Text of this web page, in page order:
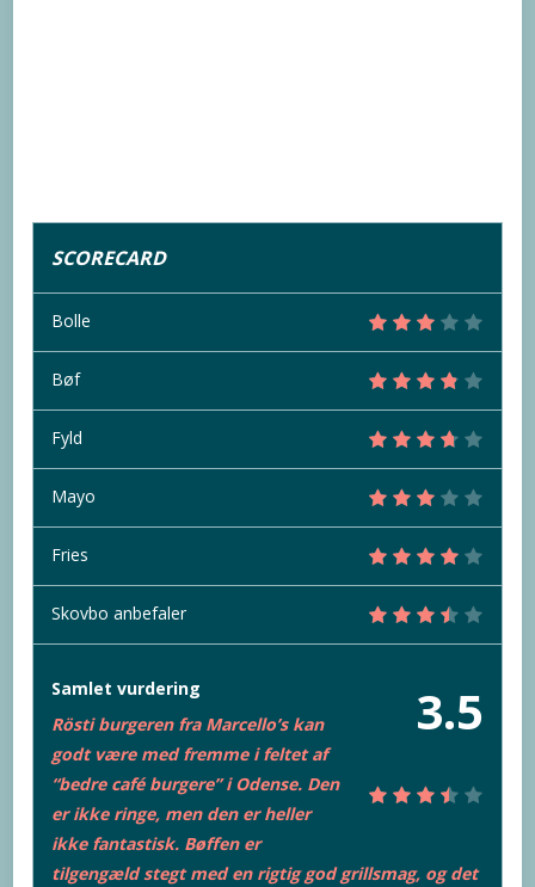
SCORECARD
Bolle
Bøf
Fyld
Mayo
Fries
Skovbo anbefaler
3.5
Samlet vurdering
Rösti burgeren fra Marcello’s kan
godt være med fremme i feltet af
“bedre café burgere” i Odense. Den
er ikke ringe, men den er heller
ikke fantastisk. Bøffen er
tilgengæld stegt med en rigtig god grillsmag, og det